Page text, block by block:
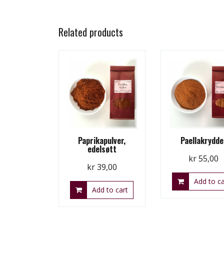
Related products
Paprikapulver,
edelsøtt
kr39,00
Add to cart
kr55,00
Add to